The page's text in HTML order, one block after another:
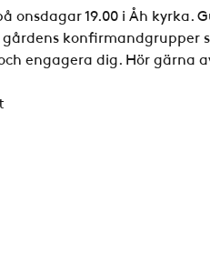
onsdagar 19.00 i Åh kyrka.
konfirmandgrupper
engagera dig. Hör gärna